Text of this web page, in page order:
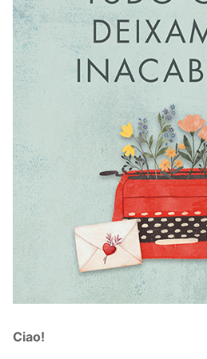
Ciao!